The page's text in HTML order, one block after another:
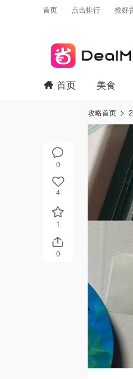
首页 点击排行 抢好
0
4
1
0
首页 美食
攻略首页